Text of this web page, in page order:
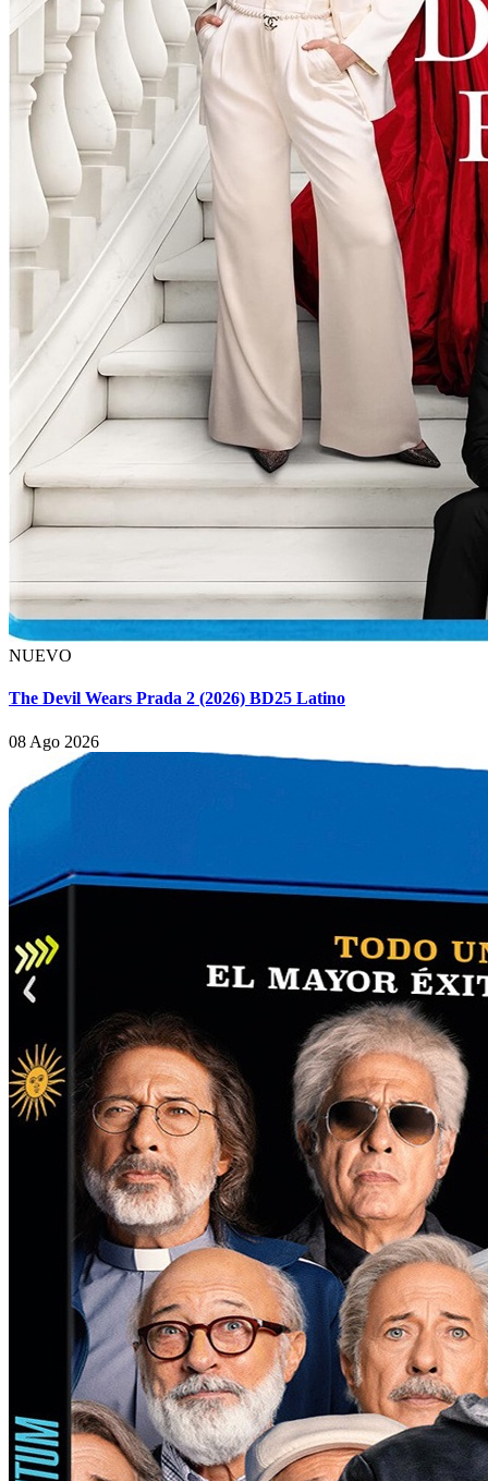
NUEVO
The Devil Wears Prada 2 (2026) BD25 Latino
08 Ago 2026